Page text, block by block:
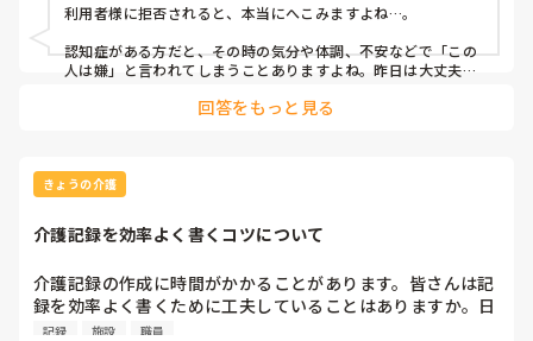
利用者様に拒否されると、本当にへこみますよね…。
認知症がある方だと、その時の気分や体調、不安などで「この
人は嫌」と言われてしまうことありますよね。昨日は大丈夫だ
あまりご自身を責めないでくださいね。
回答をもっと見る
きょうの介護
介護記録を効率よく書くコツについて
介護記録の作成に時間がかかることがあります。皆さんは記
録を効率よく書くために工夫していることはありますか。日
頃実践している方法があれば教えていただきたいです。
記録 施設 職員